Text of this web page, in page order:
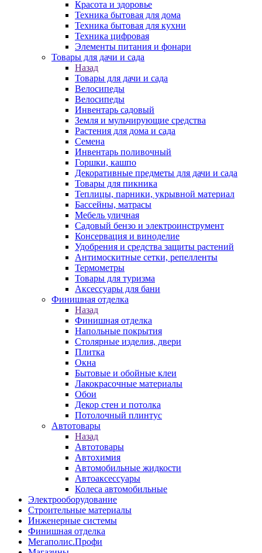
Красота и здоровье
Техника бытовая для дома
Техника бытовая для кухни
Техника цифровая
Элементы питания и фонари
Товары для дачи и сада
Назад
Товары для дачи и сада
Велосипеды
Велосипеды
Инвентарь садовый
Земля и мульчирующие средства
Растения для дома и сада
Семена
Инвентарь поливочный
Горшки, кашпо
Декоративные предметы для дачи и сада
Товары для пикника
Теплицы, парники, укрывной материал
Бассейны, матрасы
Мебель уличная
Садовый бензо и электроинструмент
Консервация и виноделие
Удобрения и средства защиты растений
Антимоскитные сетки, репелленты
Термометры
Товары для туризма
Аксессуары для бани
Финишная отделка
Назад
Финишная отделка
Напольные покрытия
Столярные изделия, двери
Плитка
Окна
Бытовые и обойные клеи
Лакокрасочные материалы
Обои
Декор стен и потолка
Потолочный плинтус
Автотовары
Назад
Автотовары
Автохимия
Автомобильные жидкости
Автоаксессуары
Колеса автомобильные
Электрооборудование
Строительные материалы
Инженерные системы
Финишная отделка
Мегаполис.Профи